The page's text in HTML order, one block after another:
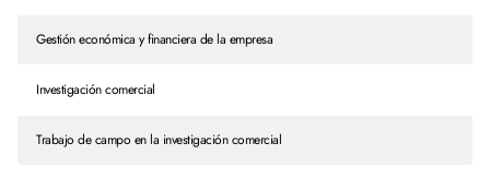
Gestión económica y financiera de la empresa
Investigación comercial
Trabajo de campo en la investigación comercial